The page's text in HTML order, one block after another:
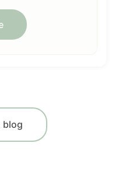
blog